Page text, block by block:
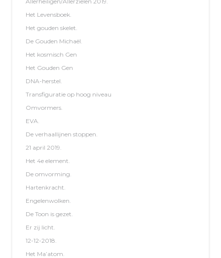
Het Levensboek.
Het gouden skelet.
De Gouden Michaël.
Het kosmisch Gen
Het Gouden Gen
DNA-herstel.
Transfiguratie op hoog niveau
Omvormers.
EVA.
De verhaallijnen stoppen.
21 april 2019.
Het 4e element.
De omvorming.
Hartenkracht.
Engelenwolken.
De Toon is gezet.
Er zij licht.
12-12-2018.
Het Ma’atom.